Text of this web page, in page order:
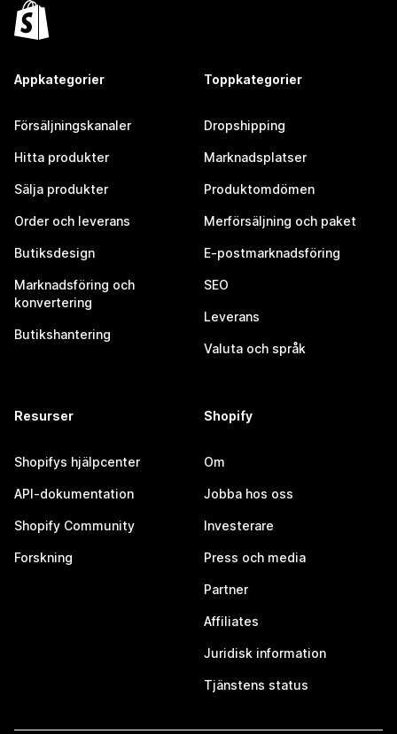
Appkategorier
Försäljningskanaler
Hitta produkter
Sälja produkter
Order och leverans
Butiksdesign
Marknadsföring och
konvertering
Butikshantering
Toppkategorier
Dropshipping
Marknadsplatser
Produktomdömen
Merförsäljning och paket
E-postmarknadsföring
SEO
Leverans
Valuta och språk
Resurser
Shopifys hjälpcenter
API-dokumentation
Shopify Community
Forskning
Shopify
Om
Jobba hos oss
Investerare
Press och media
Partner
Affiliates
Juridisk information
Tjänstens status